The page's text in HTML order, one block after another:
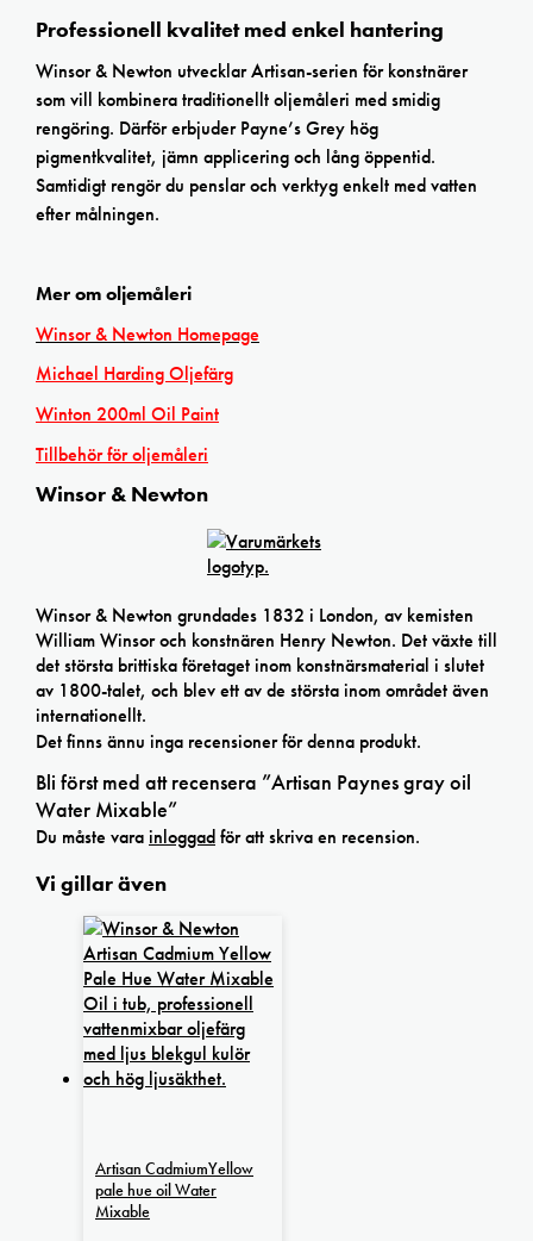
Professionell kvalitet med enkel hantering
Winsor & Newton utvecklar Artisan-serien för konstnärer
som vill kombinera traditionellt oljemåleri med smidig
rengöring. Därför erbjuder Payne’s Grey hög
pigmentkvalitet, jämn applicering och lång öppentid.
Samtidigt rengör du penslar och verktyg enkelt med vatten
efter målningen.
Mer om oljemåleri
Winsor & Newton Homepage
Michael Harding Oljefärg
Winton 200ml Oil Paint
Tillbehör för oljemåleri
Winsor & Newton
Winsor & Newton grundades 1832 i London, av kemisten
William Winsor och konstnären Henry Newton. Det växte till
det största brittiska företaget inom konstnärsmaterial i slutet
av 1800-talet, och blev ett av de största inom området även
internationellt.
Det finns ännu inga recensioner för denna produkt.
Bli först med att recensera ”Artisan Paynes gray oil
Water Mixable”
Du måste varainloggadför att skriva en recension.
Vi gillar även
Artisan CadmiumYellow
pale hue oil Water
Mixable